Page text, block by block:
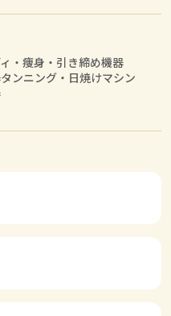
・痩身・引き締め機器
タンニング・日焼けマシン